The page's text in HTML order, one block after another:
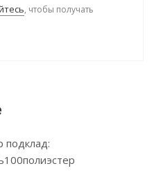
, чтобы получать
подклад: